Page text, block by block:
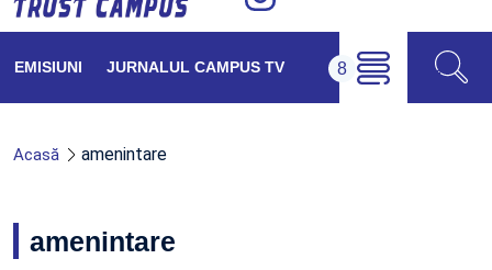
EMISIUNI JURNALUL CAMPUS TV
Acasă amenintare
amenintare